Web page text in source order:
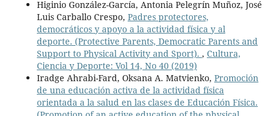
Higinio González-García, Antonia Pelegrín Muñoz, José
Luis Carballo Crespo, Padres protectores,
democráticos y apoyo a la actividad física y al
deporte. (Protective Parents, Democratic Parents and
Support to Physical Activity and Sport). , Cultura,
Ciencia y Deporte: Vol 14, No 40 (2019)
Iradge Ahrabi-Fard, Oksana A. Matvienko, Promoción
de una educación activa de la actividad física
orientada a la salud en las clases de Educación Física.